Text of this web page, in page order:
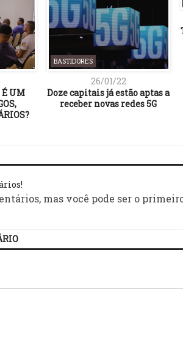
É UM
BASTIDORES
26/01/22
Doze capitais já estão aptas a
receber novas redes 5G
mas você pode ser o